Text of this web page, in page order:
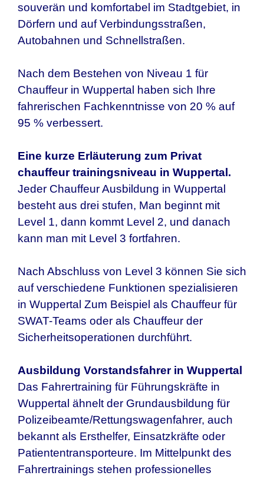
souverän und komfortabel im Stadtgebiet, in
Dörfern und auf Verbindungsstraßen,
Autobahnen und Schnellstraßen.
Nach dem Bestehen von Niveau 1 für
Chauffeur in Wuppertal haben sich Ihre
fahrerischen Fachkenntnisse von 20 % auf
95 % verbessert.
Eine kurze Erläuterung zum Privat
chauffeur trainingsniveau in Wuppertal.
Jeder Chauffeur Ausbildung in Wuppertal
besteht aus drei stufen, Man beginnt mit
Level 1, dann kommt Level 2, und danach
kann man mit Level 3 fortfahren.
Nach Abschluss von Level 3 können Sie sich
auf verschiedene Funktionen spezialisieren
in Wuppertal Zum Beispiel als Chauffeur für
SWAT-Teams oder als Chauffeur der
Sicherheitsoperationen durchführt.
Ausbildung Vorstandsfahrer in Wuppertal
Das Fahrertraining für Führungskräfte in
Wuppertal ähnelt der Grundausbildung für
Polizeibeamte/Rettungswagenfahrer, auch
bekannt als Ersthelfer, Einsatzkräfte oder
Patiententransporteure. Im Mittelpunkt des
Fahrertrainings stehen professionelles